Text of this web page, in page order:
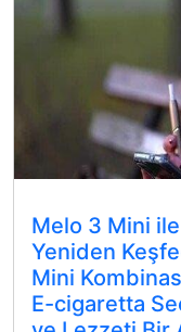
Melo 3 Mini
Yeniden
Mini
E-cigaretta